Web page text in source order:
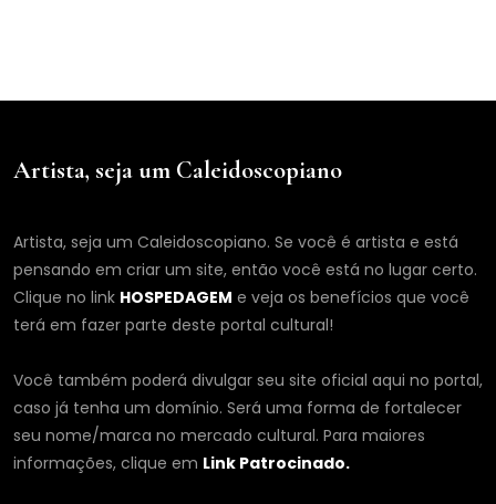
Artista, seja um Caleidoscopiano
Artista, seja um Caleidoscopiano. Se você é artista e está
pensando em criar um site, então você está no lugar certo.
Clique no link HOSPEDAGEM e veja os benefícios que você
terá em fazer parte deste portal cultural!
Você também poderá divulgar seu site oficial aqui no portal,
caso já tenha um domínio. Será uma forma de fortalecer
seu nome/marca no mercado cultural. Para maiores
informações, clique em Link Patrocinado.